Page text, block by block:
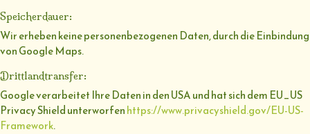
Speicherdauer:
Wir erheben keine personenbezogenen Daten, durch die Einbindung
von Google Maps.
Drittlandtransfer:
Google verarbeitet Ihre Daten in den USA und hat sich dem EU_US
Privacy Shield unterworfenhttps://www.privacyshield.gov/EU-US-
Framework.